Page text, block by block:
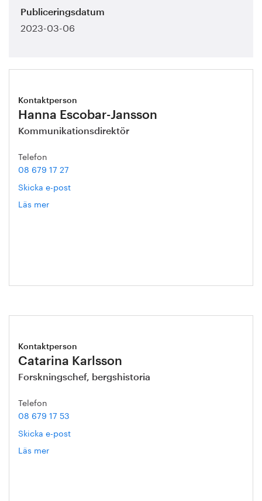
Publiceringsdatum
2023-03-06
Kontaktperson
Hanna Escobar-Jansson
Kommunikationsdirektör
Telefon
08 679 17 27
Skicka e-post
Läs mer
Kontaktperson
Catarina Karlsson
Forskningschef, bergshistoria
Telefon
08 679 17 53
Skicka e-post
Läs mer